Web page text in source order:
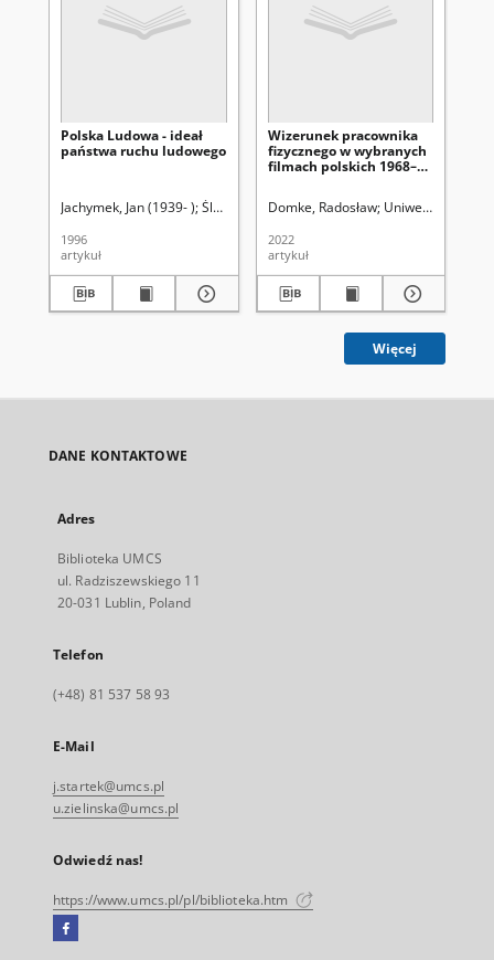
Polska Ludowa - ideał
państwa ruchu ludowego
Jachymek, Jan (1939- ) Śladkowski, Wiesław (1935-). Red.
1996
artykuł
Wizerunek pracownika
fizycznego w wybranych
filmach polskich 1968–
Domke, Radosław Uniwersytet Marii
2022
artykuł
Więcej
DANE KONTAKTOWE
Adres
Biblioteka UMCS
ul. Radziszewskiego 11
20-031 Lublin, Poland
Telefon
(+48) 81 537 58 93
E-Mail
j.startek@umcs.pl
u.zielinska@umcs.pl
Odwiedź nas!
https://www.umcs.pl/pl/biblioteka.htm
Facebook